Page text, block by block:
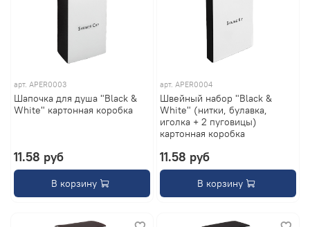
арт.APER0003
Шапочка для душа "Black &
White" картонная коробка
11.58 руб
В корзину
арт. APER0004
Швейный набор "Black &
White" (нитки, булавка,
иголка + 2 пуговицы)
картонная коробка
11.58 руб
В корзину